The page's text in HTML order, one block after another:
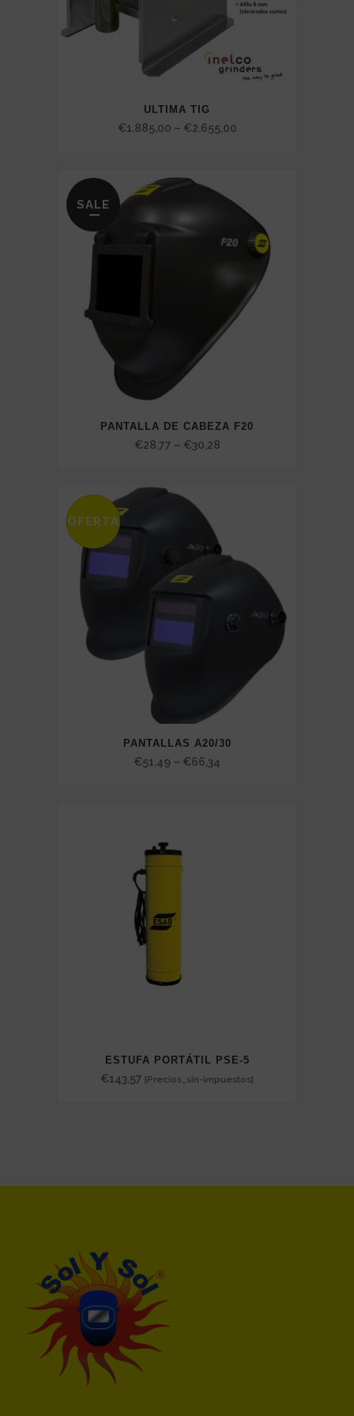
ULTIMA TIG
€1.885,00 – €2.655,00Price
€2.655,00
SALE
PANTALLA DE CABEZA F20
€28,77 – €30,28Price
SALE
OFERTA
PANTALLAS A20/30
€51,49 – €66,34
ESTUFA PORTÁTIL PSE-5
€143,57 {Precios_sin-impuestos}